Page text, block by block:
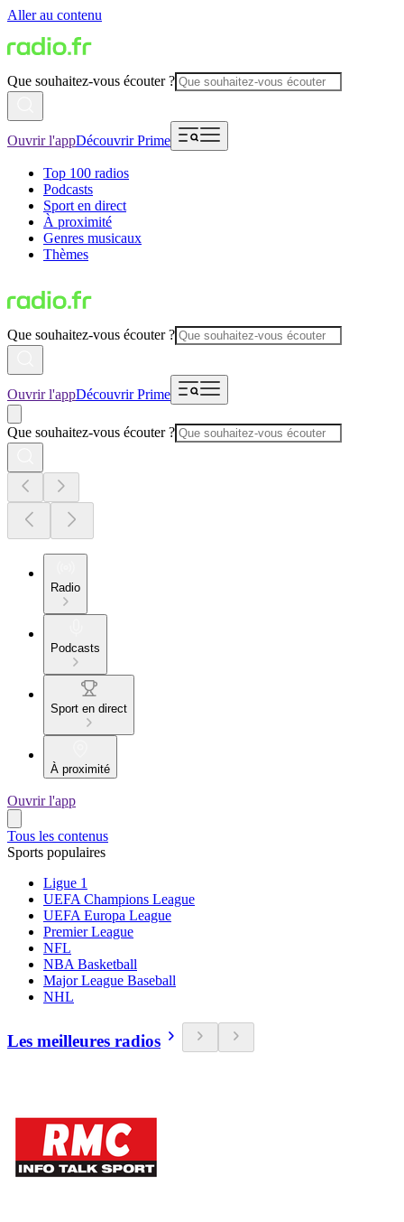
Aller au contenu
Que souhaitez-vous écouter ?
Ouvrir l'appDécouvrir Prime
Top 100 radios
Podcasts
Sport en direct
À proximité
Genres musicaux
Thèmes
Que souhaitez-vous écouter ?
Ouvrir l'appDécouvrir Prime
Que souhaitez-vous écouter ?
Radio
Podcasts
Sport en direct
À proximité
Ouvrir l'app
Tous les contenus
Sports populaires
Ligue 1
UEFA Champions League
UEFA Europa League
Premier League
NFL
NBA Basketball
Major League Baseball
NHL
Les meilleures radios